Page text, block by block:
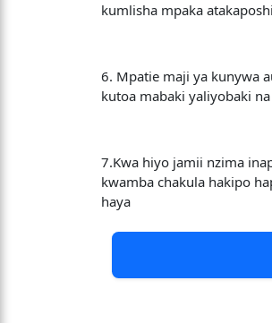
kumlisha mpaka
6. Mpatie maji ya kunywa
kutoa mabaki yaliyobaki
7.Kwa hiyo jamii nzima
kwamba chakula hakipo
haya